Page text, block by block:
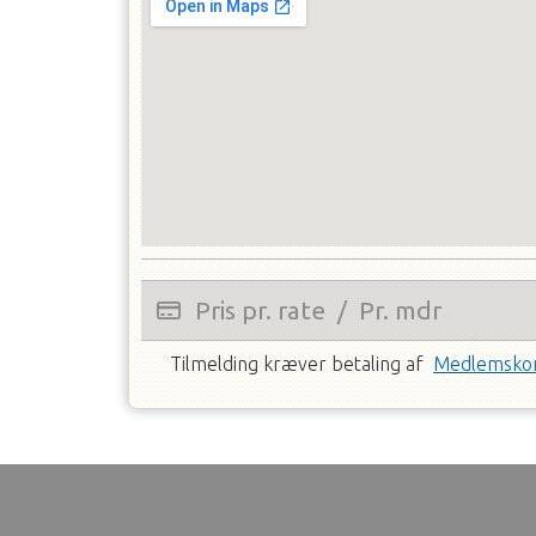
Pris pr. rate / Pr. mdr
Tilmelding kræver betaling af